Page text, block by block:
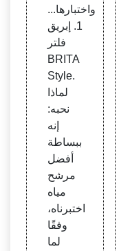
واختبارها...
1. إبريق
فلتر
BRITA
Style.
لماذا
نحبه:
إنه
ببساطة
أفضل
مرشح
مياه
اختبرناه،
وفقًا
لما